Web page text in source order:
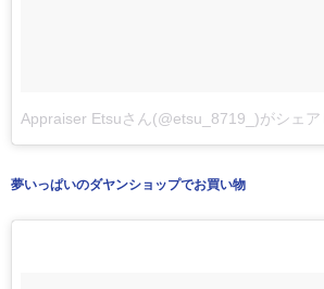
Appraiser Etsuさん(@etsu_8719_)がシェア
夢いっぱいのダヤンショップでお買い物